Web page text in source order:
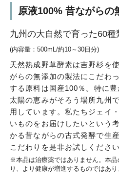
原液100% 昔ながらの
九州の大自然で育った60種
(内容量：500mL/約10～30日分)
天然熟成野草酵素は吉野杉を
がらの無添加の製法にこだわ
する原料は国産100％。特に豊
太陽の恵みがそろう場所九州
用しています。私たちジェイ
いものをお届けしたいという
かる昔ながらの古式発酵で生
こだわりを是非お試しください
※本品は治療薬ではありません。本
り、より健康が増進するものではあり